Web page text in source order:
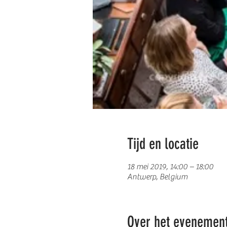
Tijd en locatie
18 mei 2019, 14:00 – 18:00
Antwerp, Belgium
Over het